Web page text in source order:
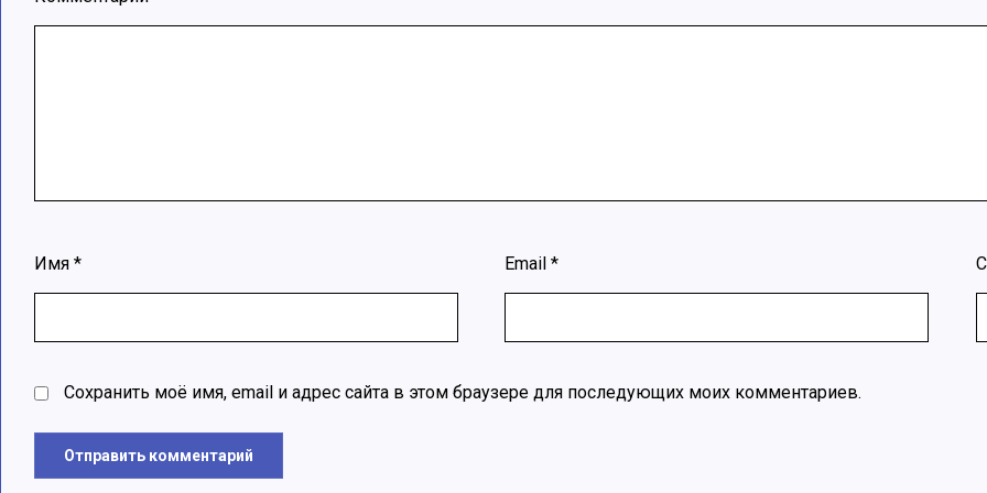
Имя * Email*
Сохранить моё имя, email и адрес сайта в этом браузере для последующих моих комментариев.
Отправить комментарий